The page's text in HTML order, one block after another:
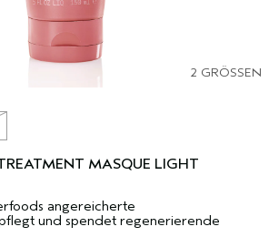
2 GRÖSSEN
MASQUE LIGHT
angereicherte
und spendet regenerierende